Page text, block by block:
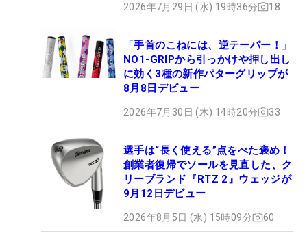
2026年7月29日 (水) 19時36分 18
「手首のこねには、逆テーパー！」
NO1-GRIPから引っかけや押し出し
に効く3種の新作パターグリップが
8月8日デビュー
2026年7月30日 (木) 14時20分 33
選手は“長く使える”点をべた褒め！
創業者復帰でソールを見直した、ク
リーブランド『RTZ 2』ウェッジが
9月12日デビュー
2026年8月5日 (水) 15時09分 60